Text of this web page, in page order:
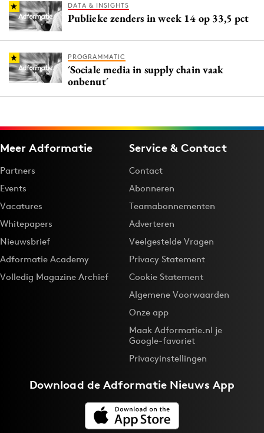
DATA & INSIGHTS
Publieke zenders in week 14 op 33,5 pct
PROGRAMMATIC
´Sociale media in supply chain vaak
onbenut´
Meer Adformatie
Partners
Events
Vacatures
Whitepapers
Nieuwsbrief
Adformatie Academy
Volledig Magazine Archief
Service & Contact
Contact
Abonneren
Teamabonnementen
Adverteren
Veelgestelde Vragen
Privacy Statement
Cookie Statement
Algemene Voorwaarden
Onze app
Maak Adformatie.nl je
Google-favoriet
Privacyinstellingen
Download deAdformatie Nieuws App